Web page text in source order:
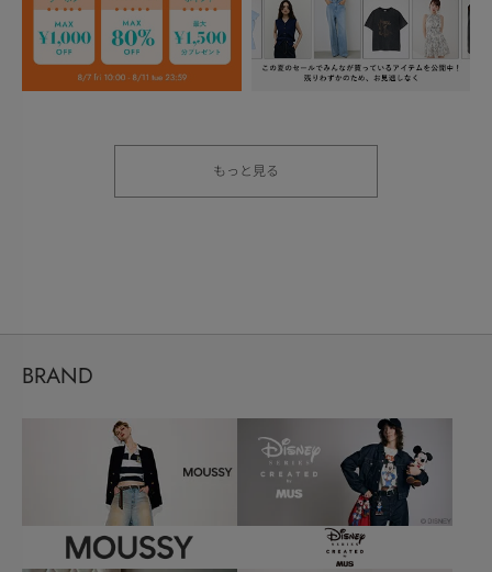
もっと見る
BRAND